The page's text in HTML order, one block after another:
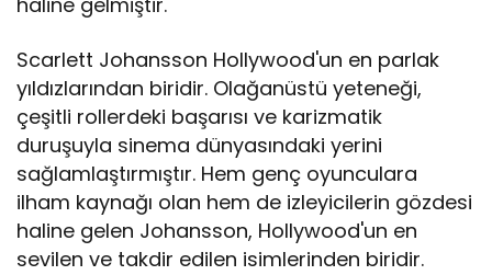
Scarlett Johansson Hollywood'un en parlak
yıldızlarından biridir. Olağanüstü yeteneği,
çeşitli rollerdeki başarısı ve karizmatik
duruşuyla sinema dünyasındaki yerini
sağlamlaştırmıştır. Hem genç oyunculara
ilham kaynağı olan hem de izleyicilerin gözdesi
haline gelen Johansson, Hollywood'un en
sevilen ve takdir edilen isimlerinden biridir.